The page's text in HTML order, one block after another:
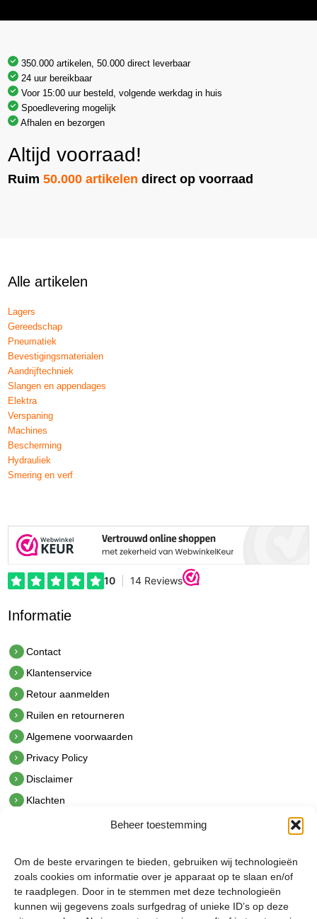
Beheer toestemming
Om de beste ervaringen te bieden, gebruiken wij technologieën
zoals cookies om informatie over je apparaat op te slaan en/of
te raadplegen. Door in te stemmen met deze technologieën
kunnen wij gegevens zoals surfgedrag of unieke ID’s op deze
350.000 artikelen, 50.000 direct leverbaar
24 uur bereikbaar
Voor 15:00 uur besteld, volgende werkdag in huis
Spoedlevering mogelijk
Afhalen en bezorgen
Altijd voorraad!
Ruim50.000 artikelen direct op voorraad
Alle artikelen
Lagers
Gereedschap
Pneumatiek
Bevestigingsmaterialen
Aandrijftechniek
Slangen en appendages
Elektra
Verspaning
Machines
Bescherming
Hydrauliek
Smering en verf
Informatie
Contact
Klantenservice
Retour aanmelden
Ruilen en retourneren
Algemene voorwaarden
Privacy Policy
Disclaimer
Klachten
hetindustriehuis B.V.
De Hoek 1 1601 MR Enkhuizen
t.0228 53 00 40
e.info@hetindustriehuis.com